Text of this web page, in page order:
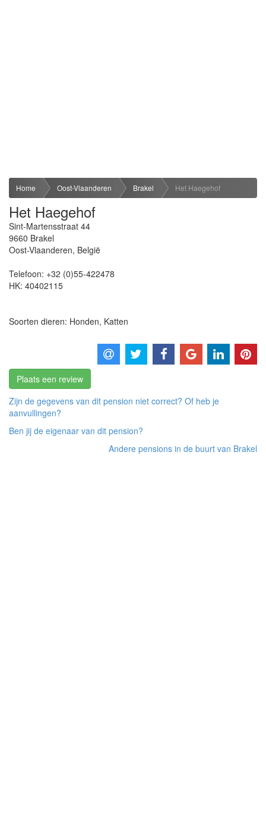
Home Oost-Vlaanderen Brakel Het Haegehof
Het Haegehof
Sint-Martensstraat 44
9660 Brakel
Oost-Vlaanderen, België
Telefoon: +32 (0)55-422478
HK: 40402115
Soorten dieren: Honden, Katten
Plaats een review
Zijn de gegevens van dit pension niet correct? Of heb je
aanvullingen?
Ben jij de eigenaar van dit pension?
Andere pensions in de buurt van Brakel